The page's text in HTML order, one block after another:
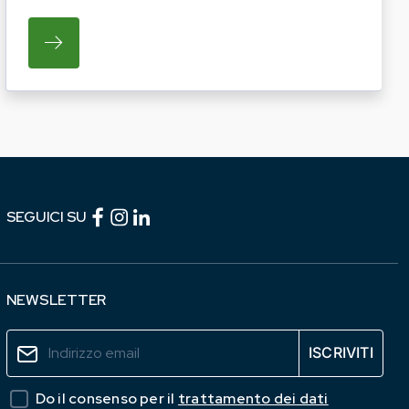
DEL PROSSIMO ANNO. LE AZIENDE
DEL COMPARTO EQUINO REGIONALE
SU REGIONE LAZIO E ARSIAL PORTANO LE
SEGUICI SU Facebook (link esterno)
Instagram (link esterno)
NEWSLETTER
Do il consenso per il trattamento dei dati